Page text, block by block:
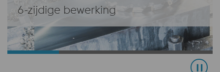
6-zijdige bewerking